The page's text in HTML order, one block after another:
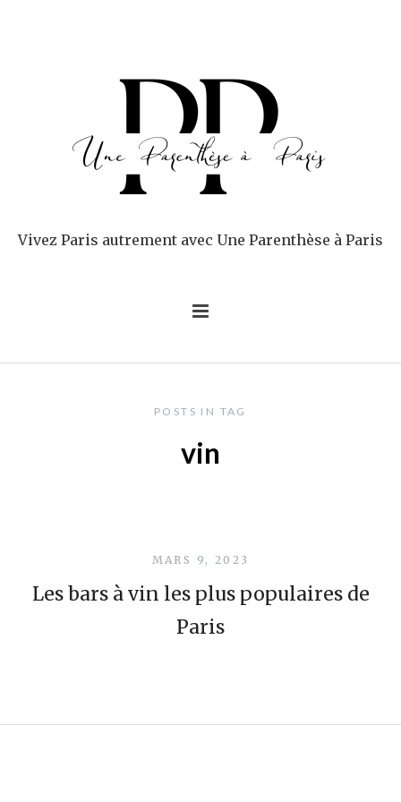
Vivez Paris autrement avec Une Parenthèse à Paris
POSTS IN TAG
vin
MARS 9, 2023
Les bars à vin les plus populaires de
Paris